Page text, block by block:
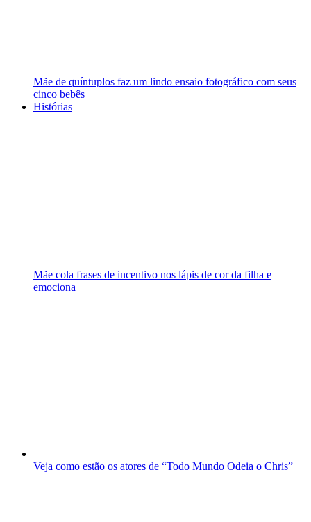
Mãe de quíntuplos faz um lindo ensaio fotográfico com seus
cinco bebês
Histórias
Mãe cola frases de incentivo nos lápis de cor da filha e
emociona
Veja como estão os atores de “Todo Mundo Odeia o Chris”